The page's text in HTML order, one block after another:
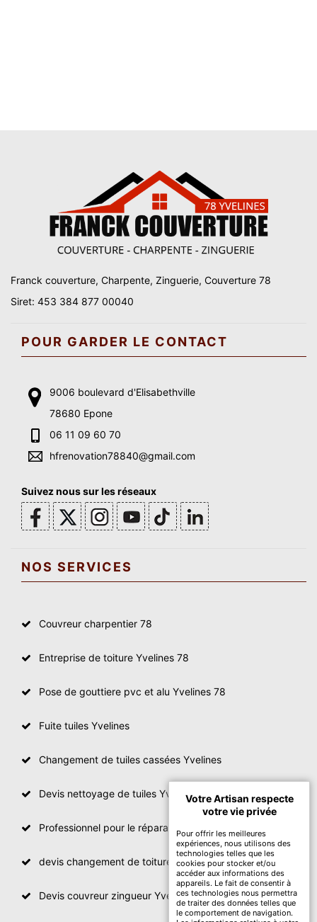
Franck couverture, Charpente, Zinguerie, Couverture 78
Siret: 453 384 877 00040
POUR GARDER LE CONTACT
9006 boulevard d'Elisabethville
78680 Epone
06 11 09 60 70
hfrenovation78840@gmail.com
Suivez nous sur les réseaux
NOS SERVICES
Couvreur charpentier 78
Entreprise de toiture Yvelines 78
Pose de gouttiere pvc et alu Yvelines 78
Fuite tuiles Yvelines
Changement de tuiles cassées Yvelines
Devis nettoyage de tuiles Yvelines
Professionnel pour le réparation de toit Yvelines
devis changement de toiture Yvelines
Devis couvreur zingueur Yvelines
Votre Artisan respecte
votre vie privée
Pour offrir les meilleures
expériences, nous utilisons des
technologies telles que les
cookies pour stocker et/ou
accéder aux informations des
appareils. Le fait de consentir à
ces technologies nous permettra
de traiter des données telles que
le comportement de navigation.